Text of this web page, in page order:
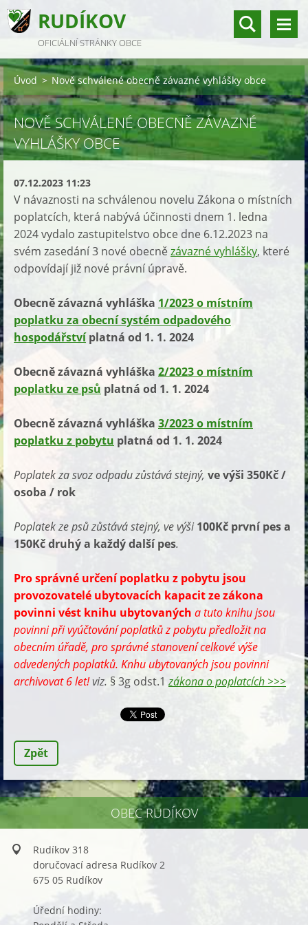
RUDÍKOV
OFICIÁLNÍ STRÁNKY OBCE
Úvod > Nově schválené obecně závazné vyhlášky obce
NOVĚ SCHVÁLENÉ OBECNĚ ZÁVAZNÉ
VYHLÁŠKY OBCE
07.12.2023 11:23
V návaznosti na schválenou novelu Zákona o místních
poplatcích, která nabývá účinnosti dnem 1. ledna
2024 vydalo zastupitelstvo obce dne 6.12.2023 na
svém zasedání 3 nové obecnězávazné vyhlášky, které
odpovídají již nové právní úpravě.
Obecně závazná vyhláška 1/2023 o místním
poplatku za obecní systém odpadového
hospodářstvíplatná od 1. 1. 2024
Obecně závazná vyhláška 2/2023 o místním
poplatku ze psů platná od 1. 1. 2024
Obecně závazná vyhláška 3/2023 o místním
poplatku z pobytu platná od 1. 1. 2024
Poplatek za svoz odpadu zůstává stejný, ve výši 350Kč /
osoba / rok
Poplatek ze psů zůstává stejný, ve výši100Kč první pes a
150Kč druhý a každý další pes.
Pro správné určení poplatku z pobytu jsou
provozovatelé ubytovacích kapacit ze zákona
povinni vést knihu ubytovaných a tuto knihu jsou
povinni při vyúčtování poplatků z pobytu předložit na
obecním úřadě, pro správné stanovení celkové výše
odvedených poplatků. Knhu ubytovaných jsou povinni
archivovat 6 let!viz. § 3g odst.1zákona o poplatcích >>>
Zpět
OBEC RUDÍKOV
Rudíkov 318
doručovací adresa Rudíkov 2
675 05 Rudíkov
Úřední hodiny: